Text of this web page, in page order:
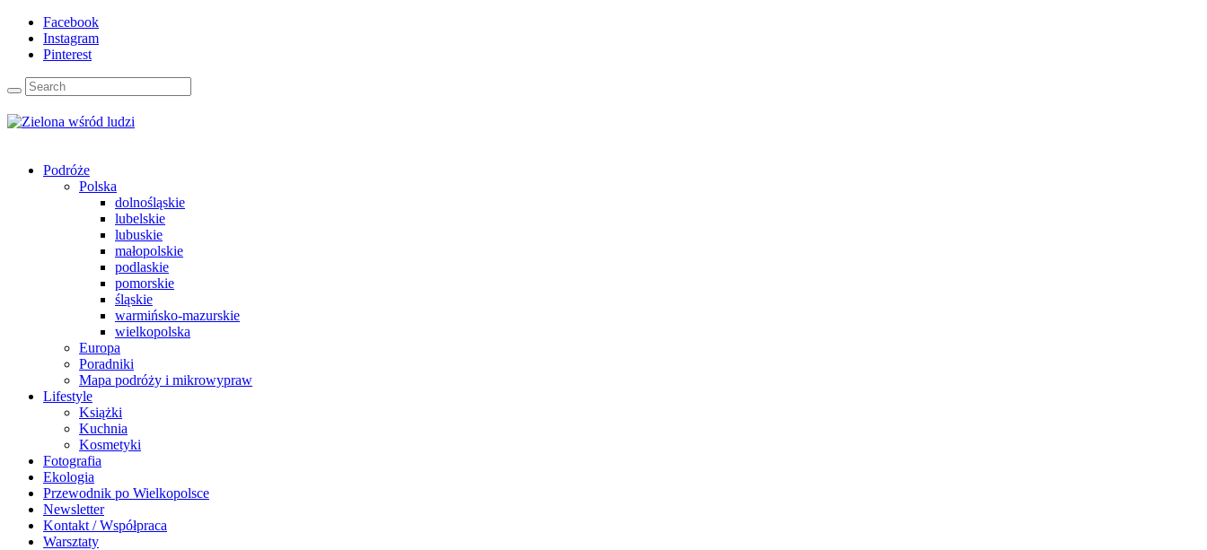
Facebook
Instagram
Pinterest
Podróże
Polska
dolnośląskie
lubelskie
lubuskie
małopolskie
podlaskie
pomorskie
śląskie
warmińsko-mazurskie
wielkopolska
Europa
Poradniki
Mapa podróży i mikrowypraw
Lifestyle
Książki
Kuchnia
Kosmetyki
Fotografia
Ekologia
Przewodnik po Wielkopolsce
Newsletter
Kontakt / Współpraca
Warsztaty